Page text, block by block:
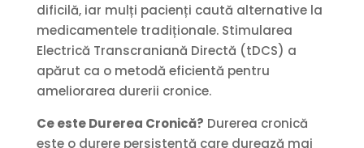
dificilă, iar mulți pacienți caută alternative la
medicamentele tradiționale. Stimularea
Electrică Transcraniană Directă (tDCS) a
apărut ca o metodă eficientă pentru
ameliorarea durerii cronice.
Ce este Durerea Cronică? Durerea cronică
este o durere persistentă care durează mai